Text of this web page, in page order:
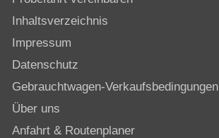
Inhaltsverzeichnis
Impressum
Datenschutz
Gebrauchtwagen-Verkaufsbedingungen
Über uns
Anfahrt & Routenplaner